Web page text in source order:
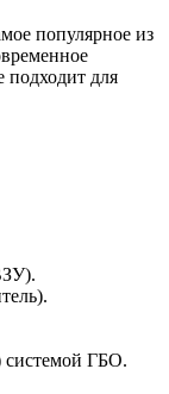
популярное из
подходит для
ГБО.